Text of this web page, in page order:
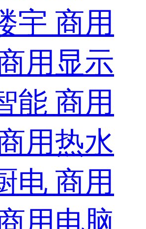
宇 商用
用显示
能 商用
用热水
电 商用
用电脑